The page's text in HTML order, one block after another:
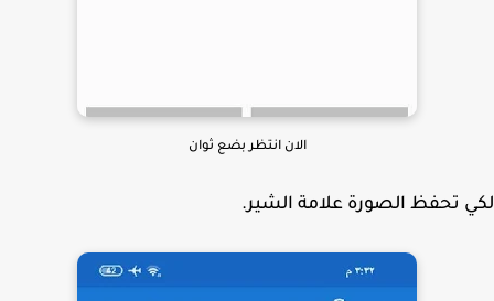
الان انتظر بضع ثوان
تحفظ الصورة علامة الشير.